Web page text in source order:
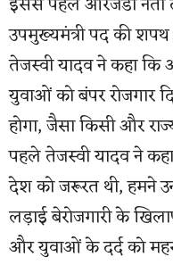
उपमुख्यमंत्री पद की
तेजस्वी यादव ने कहा कि
युवाओं को बंपर रोजगार
होगा, जैसा किसी और
पहले तेजस्वी यादव ने
देश को जरूरत थी, हमने
लड़ाई बेरोजगारी के
और युवाओं के दर्द को